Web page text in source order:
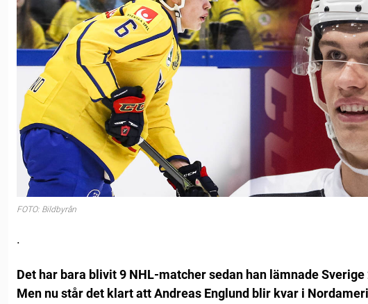
FOTO: Bildbyrån
.
Det har bara blivit 9 NHL-matcher sedan han lämnade Sverige
Men nu står det klart att Andreas Englund blir kvar i